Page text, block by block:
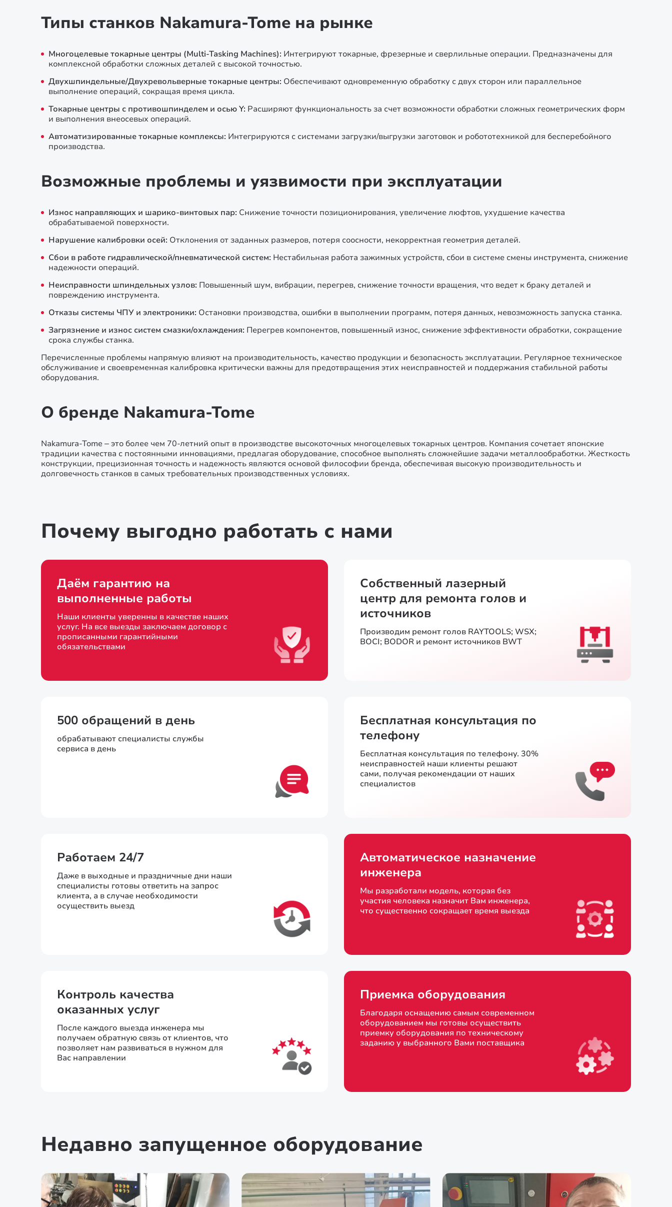
Типы станков Nakamura-Tome на рынке
Многоцелевые токарные центры (Multi-Tasking Machines): Интегрируют токарные, фрезерные и сверлильные операции. Предназначены для
комплексной обработки сложных деталей с высокой точностью.
Двухшпиндельные/Двухревольверные токарные центры: Обеспечивают одновременную обработку с двух сторон или параллельное
выполнение операций, сокращая время цикла.
Токарные центры с противошпинделем и осью Y: Расширяют функциональность за счет возможности обработки сложных геометрических форм
и выполнения внеосевых операций.
Автоматизированные токарные комплексы: Интегрируются с системами загрузки/выгрузки заготовок и робототехникой для бесперебойного
производства.
Возможные проблемы и уязвимости при эксплуатации
Износ направляющих и шарико-винтовых пар: Снижение точности позиционирования, увеличение люфтов, ухудшение качества
обрабатываемой поверхности.
Нарушение калибровки осей: Отклонения от заданных размеров, потеря соосности, некорректная геометрия деталей.
Сбои в работе гидравлической/пневматической систем: Нестабильная работа зажимных устройств, сбои в системе смены инструмента, снижение
надежности операций.
Неисправности шпиндельных узлов: Повышенный шум, вибрации, перегрев, снижение точности вращения, что ведет к браку деталей и
повреждению инструмента.
Отказы системы ЧПУ и электроники: Остановки производства, ошибки в выполнении программ, потеря данных, невозможность запуска станка.
Загрязнение и износ систем смазки/охлаждения: Перегрев компонентов, повышенный износ, снижение эффективности обработки, сокращение
срока службы станка.
Перечисленные проблемы напрямую влияют на производительность, качество продукции и безопасность эксплуатации. Регулярное техническое
обслуживание и своевременная калибровка критически важны для предотвращения этих неисправностей и поддержания стабильной работы
оборудования.
О бренде Nakamura-Tome
Nakamura-Tome – это более чем 70-летний опыт в производстве высокоточных многоцелевых токарных центров. Компания сочетает японские
традиции качества с постоянными инновациями, предлагая оборудование, способное выполнять сложнейшие задачи металлообработки. Жесткость
конструкции, прецизионная точность и надежность являются основой философии бренда, обеспечивая высокую производительность и
долговечность станков в самых требовательных производственных условиях.
Почему выгодно работать с нами
Даём гарантию на
выполненные работы
Наши клиенты уверенны в качестве наших
услуг. На все выезды заключаем договор с
прописанными гарантийными
обязательствами
Собственный лазерный
центр для ремонта голов и
источников
Производим ремонт голов RAYTOOLS; WSX;
BOCI; BODOR и ремонт источников BWT
500 обращений в день
обрабатывают специалисты службы
сервиса в день
Бесплатная консультация по
телефону
Бесплатная консультация по телефону. 30%
неисправностей наши клиенты решают
сами, получая рекомендации от наших
специалистов
Работаем 24/7
Даже в выходные и праздничные дни наши
специалисты готовы ответить на запрос
клиента, а в случае необходимости
осуществить выезд
Автоматическое назначение
инженера
Мы разработали модель, которая без
участия человека назначит Вам инженера,
что существенно сокращает время выезда
Контроль качества
оказанных услуг
После каждого выезда инженера мы
получаем обратную связь от клиентов, что
позволяет нам развиваться в нужном для
Вас направлении
Приемка оборудования
Благодаря оснащению самым современном
оборудованием мы готовы осуществить
приемку оборудования по техническому
заданию у выбранного Вами поставщика
Недавно запущенное оборудование